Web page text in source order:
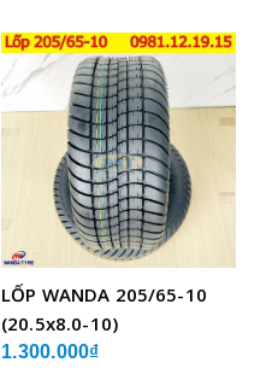
LỐP WANDA 205/65-10
(20.5x8.0-10)
1.300.000₫